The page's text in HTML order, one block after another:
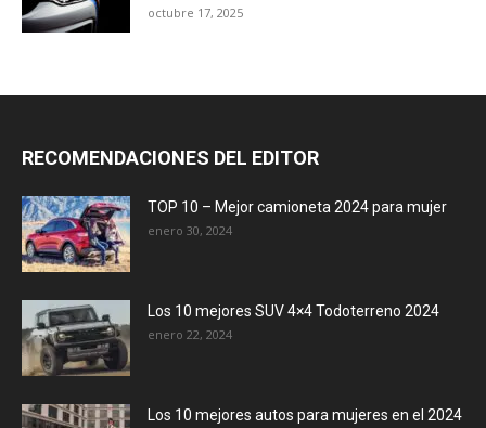
octubre 17, 2025
RECOMENDACIONES DEL EDITOR
TOP 10 – Mejor camioneta 2024 para mujer
enero 30, 2024
Los 10 mejores SUV 4×4 Todoterreno 2024
enero 22, 2024
Los 10 mejores autos para mujeres en el 2024